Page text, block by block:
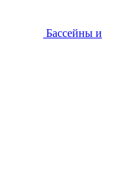
Бассейны и